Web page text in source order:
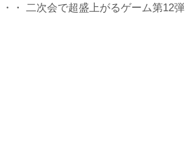
・ 二次会で超盛上がるゲーム第12弾